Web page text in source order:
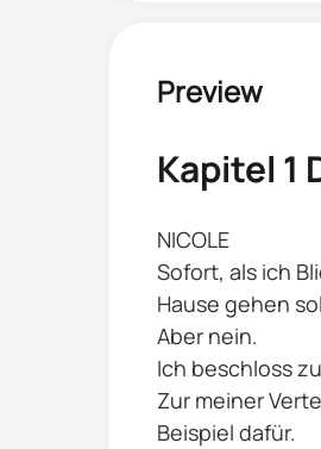
Preview
Kapitel 1
NICOLE
Sofort, als ich
Hause gehen
Aber nein.
Ich beschloss
Zur meiner
Beispiel dafür.